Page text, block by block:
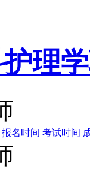
理
报名时间 考试时间